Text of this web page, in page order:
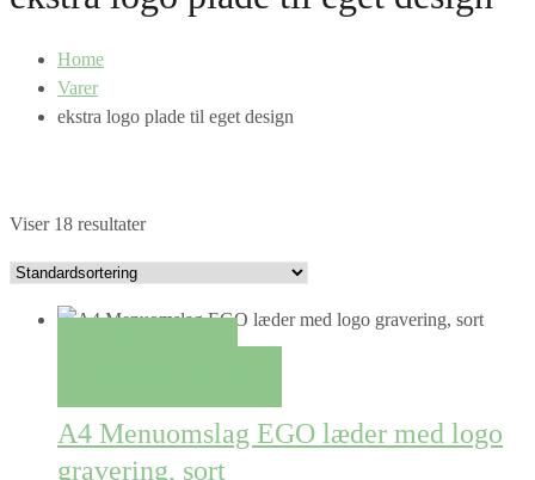
Home
Varer
ekstra logo plade til eget design
Viser 18 resultater
A4 Menuomslag EGO læder med logo
gravering, sort